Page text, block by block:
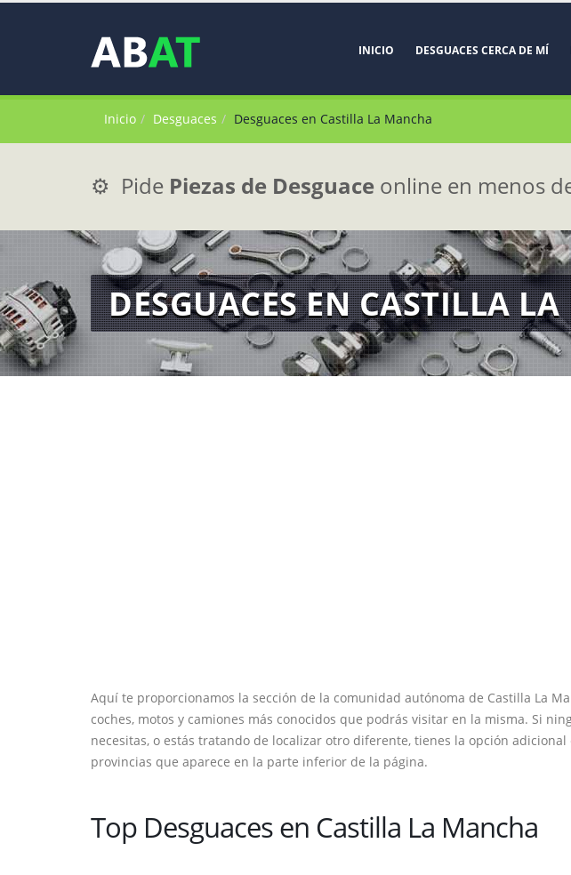
INICIO DESGUACES CERCA DE MÍ
Inicio Desguaces Desguaces en Castilla La Mancha
⚙️ Pide Piezas de Desguace online en menos
DESGUACES EN CASTILLA
Aquí te proporcionamos la sección de la comunidad autónoma de Castilla La
coches, motos y camiones más conocidos que podrás visitar en la misma. Si
necesitas, o estás tratando de localizar otro diferente, tienes la opción
provincias que aparece en la parte inferior de la página.
Top Desguaces en Castilla La Mancha